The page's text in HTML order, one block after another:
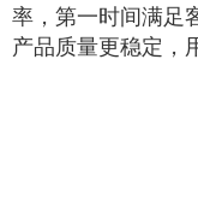
率，第一时间满足
产品质量更稳定，